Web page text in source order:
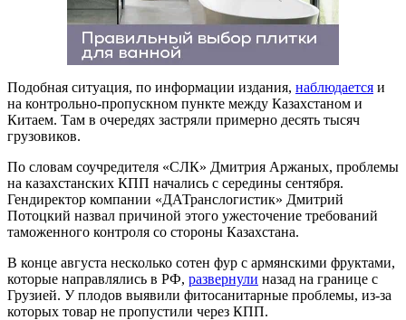
Подобная ситуация, по информации издания, наблюдается и
на контрольно-пропускном пункте между Казахстаном и
Китаем. Там в очередях застряли примерно десять тысяч
грузовиков.
По словам соучредителя «СЛК» Дмитрия Аржаных, проблемы
на казахстанских КПП начались с середины сентября.
Гендиректор компании «ДАТранслогистик» Дмитрий
Потоцкий назвал причиной этого ужесточение требований
таможенного контроля со стороны Казахстана.
В конце августа несколько сотен фур с армянскими фруктами,
которые направлялись в РФ, развернули назад на границе с
Грузией. У плодов выявили фитосанитарные проблемы, из-за
которых товар не пропустили через КПП.